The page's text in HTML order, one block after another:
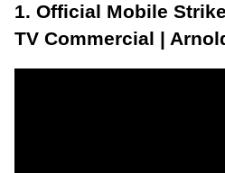
1. Official Mobile
TV Commercial |